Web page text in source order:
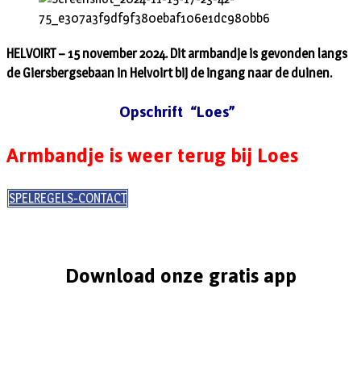
HELVOIRT – 15 november 2024. Dit armbandje is gevonden langs
de Giersbergsebaan in Helvoirt bij de ingang naar de duinen.
Opschrift “Loes”
Armbandje is weer terug bij Loes
SPELREGELS-CONTACT
Download onze gratis app